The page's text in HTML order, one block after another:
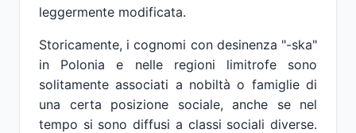
leggermente modificata.
Storicamente, i cognomi con desinenza "-ska"
in Polonia e nelle regioni limitrofe sono
solitamente associati a nobiltà o famiglie di
una certa posizione sociale, anche se nel
tempo si sono diffusi a classi sociali diverse.